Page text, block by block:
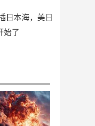
日本海，美日
始了